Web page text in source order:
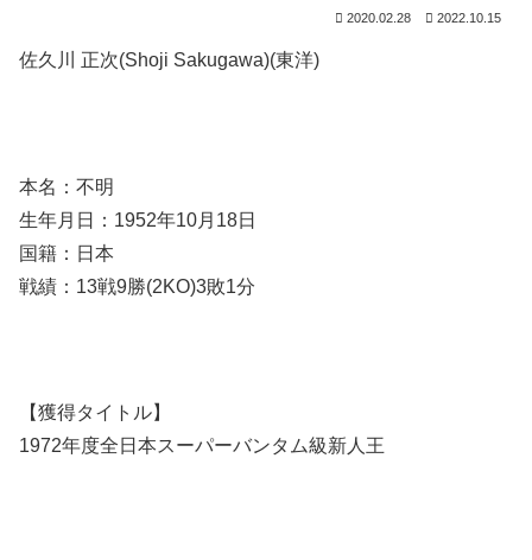
2020.02.28 2022.10.15
佐久川 正次(Shoji Sakugawa)(東洋)
本名：不明
生年月日：1952年10月18日
国籍：日本
戦績：13戦9勝(2KO)3敗1分
【獲得タイトル】
1972年度全日本スーパーバンタム級新人王